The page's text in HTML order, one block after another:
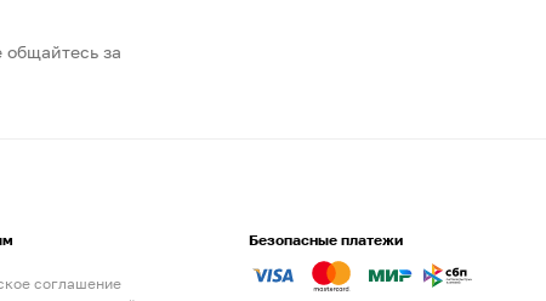
общайтесь за
соглашение
Безопасные платежи